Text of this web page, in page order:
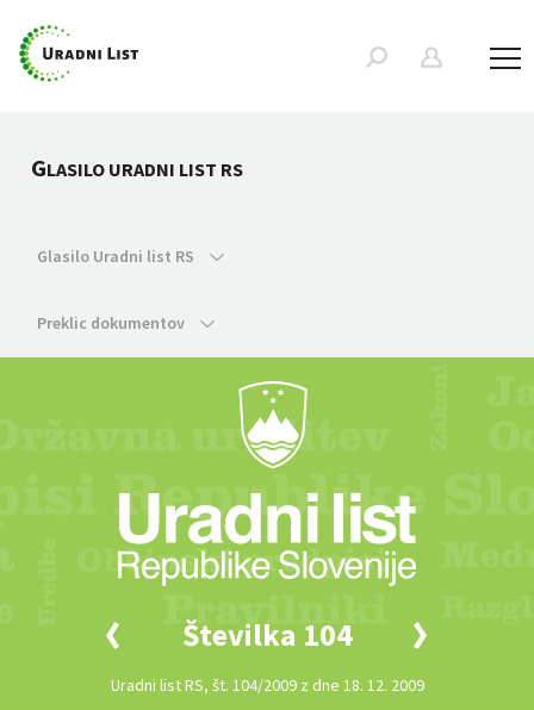
GLASILO URADNI LIST RS
Glasilo Uradni list RS
Preklic dokumentov
Številka 104
Uradni list RS, št. 104/2009 z dne 18. 12. 2009